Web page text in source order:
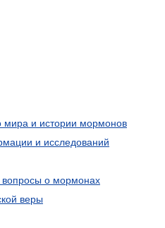
мира и истории мормонов
и исследований
вопросы о мормонах
веры